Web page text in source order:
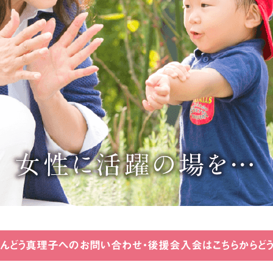
どう真理子へのお問い合わせ・後援会入会はこちらからど